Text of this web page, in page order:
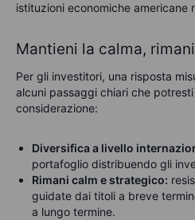
istituzioni economiche americane
Mantieni la calma,
Per gli investitori, una risposta
alcuni passaggi chiari che
considerazione:
Diversifica a livello
portafoglio distribuendo gli
Rimani calm estrategico:
guidate dai titoli a breve
a lungo termine.